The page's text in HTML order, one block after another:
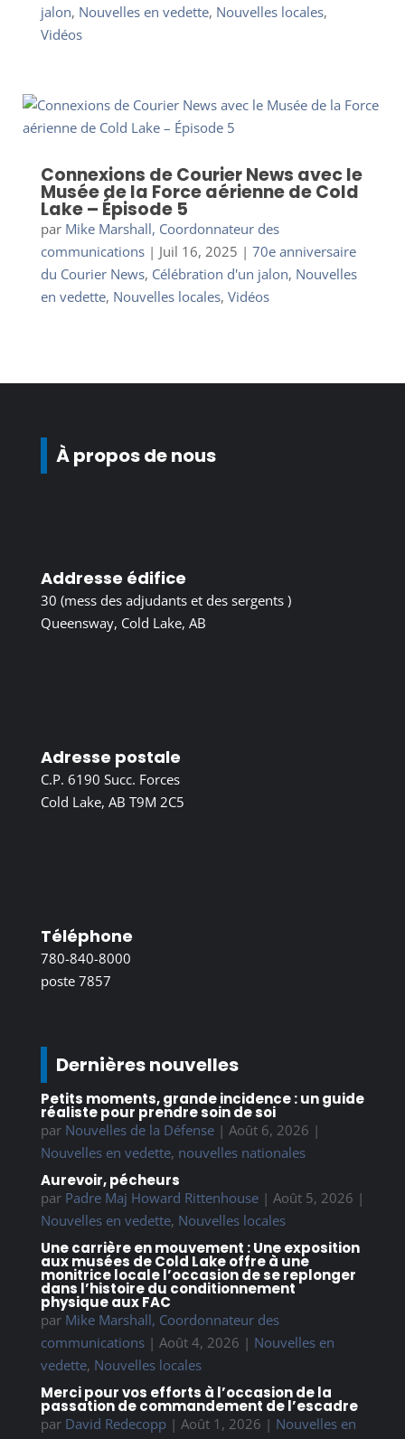
jalon, Nouvelles en vedette, Nouvelles locales,
Vidéos
Connexions de Courier News avec le
Musée de la Force aérienne de Cold
Lake – Épisode 5
par Mike Marshall, Coordonnateur des
communications| Juil 16, 2025 | 70e anniversaire
du Courier News, Célébration d'un jalon, Nouvelles
en vedette, Nouvelles locales, Vidéos
À propos de nous
Addresse édifice
30 (mess des adjudants et des sergents )
Queensway, Cold Lake, AB
Adresse postale
C.P. 6190 Succ. Forces
Cold Lake, AB T9M 2C5
Téléphone
780-840-8000
poste 7857
Dernières nouvelles
Petits moments, grande incidence : un guide
réaliste pour prendre soin de soi
par Nouvelles de la Défense| Août 6, 2026 |
Nouvelles en vedette, nouvelles nationales
Aurevoir, pécheurs
par Padre Maj Howard Rittenhouse| Août 5, 2026 |
Nouvelles en vedette, Nouvelles locales
Une carrière en mouvement : Une exposition
aux musées de Cold Lake offre à une
monitrice locale l’occasion de se replonger
dans l’histoire du conditionnement
physique aux FAC
par Mike Marshall, Coordonnateur des
communications| Août 4, 2026 | Nouvelles en
vedette, Nouvelles locales
Merci pour vos efforts à l’occasion de la
passation de commandement de l’escadre
par David Redecopp| Août 1, 2026 | Nouvelles en